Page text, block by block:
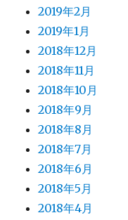
2019年2月
2019年1月
2018年12月
2018年11月
2018年10月
2018年9月
2018年8月
2018年7月
2018年6月
2018年5月
2018年4月